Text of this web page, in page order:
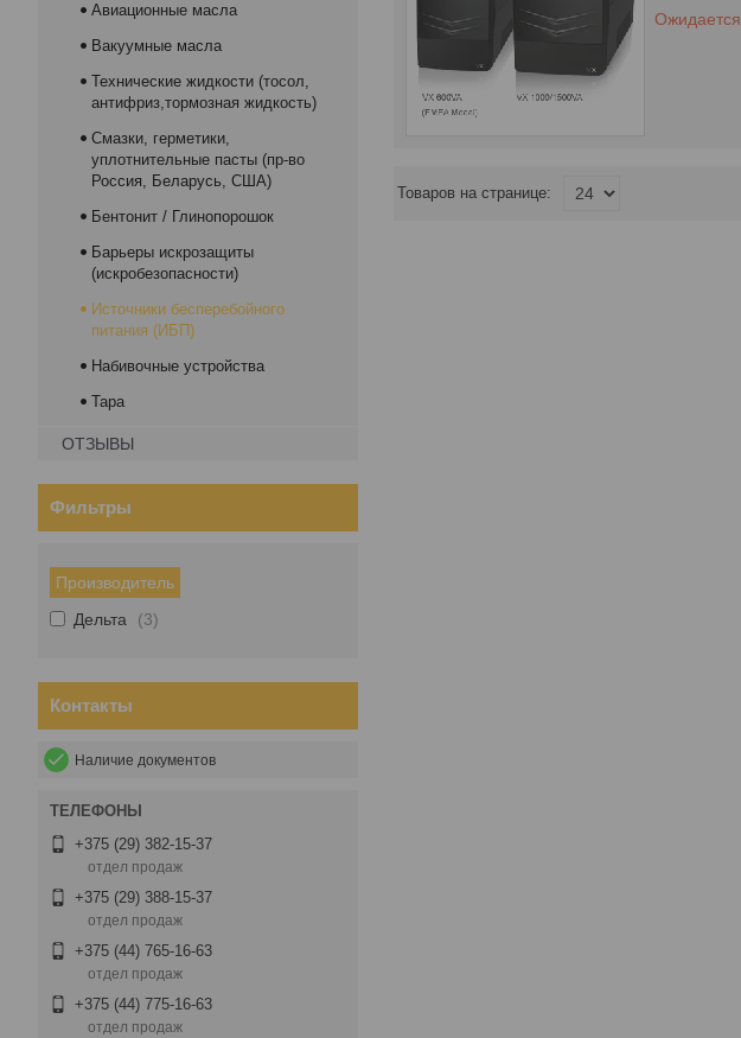
Ожидается
Авиационные масла
Вакуумные масла
Технические жидкости (тосол,
антифриз,тормозная жидкость)
Смазки, герметики,
уплотнительные пасты (пр-во
Россия, Беларусь, США)
Бентонит / Глинопорошок
Барьеры искрозащиты
(искробезопасности)
Источники бесперебойного
питания (ИБП)
Набивочные устройства
Тара
ОТЗЫВЫ
Фильтры
Производитель
Дельта
3
Контакты
Наличие документов
+375 (29) 382-15-37
отдел продаж
+375 (29) 388-15-37
отдел продаж
+375 (44) 765-16-63
отдел продаж
+375 (44) 775-16-63
отдел продаж